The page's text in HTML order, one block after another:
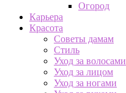
Огород
Карьера
Красота
Советы дамам
Стиль
Уход за волосами
Уход за лицом
Уход за ногами